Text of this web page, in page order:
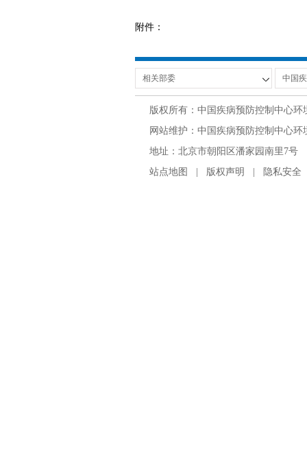
附件：
版权所有：中国疾病预防控制中心
网站维护：中国疾病预防控制中心
地址：北京市朝阳区潘家园南里7号
站点地图
版权声明 隐私安全